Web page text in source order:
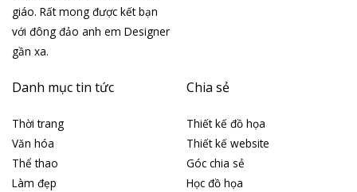
giáo. Rất mong được kết bạn
với đông đảo anh em Designer
gần xa.
Danh mục tin tức
Thời trang
Văn hóa
Thể thao
Làm đẹp
Chia sẻ
Thiết kế đồ họa
Thiết kế website
Góc chia sẻ
Học đồ họa